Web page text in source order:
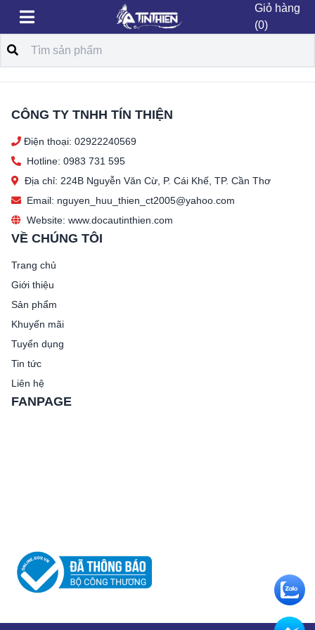
Giỏ hàng
(0)
CÔNG TY TNHH TÍN THIỆN
Điện thoại: 02922240569
Hotline: 0983 731 595
Địa chỉ: 224B Nguyễn Văn Cừ, P. Cái Khế, TP. Cần Thơ
Email: nguyen_huu_thien_ct2005@yahoo.com
Website: www.docautinthien.com
VỀ CHÚNG TÔI
Trang chủ
Giới thiệu
Sản phẩm
Khuyến mãi
Tuyển dụng
Tin tức
Liên hệ
FANPAGE